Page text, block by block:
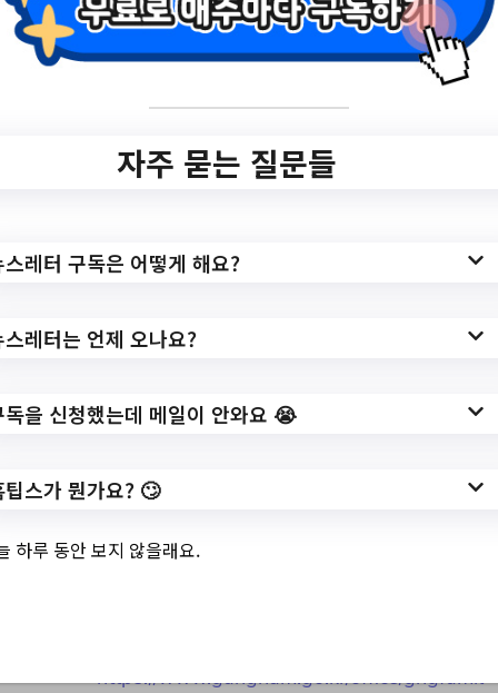
✅ 지원 소식 상세 보기 ▼
y/board/gngfamily_program/752/view.do?
mid=gngfamily_program
3. [맞벌이가정지원사
업] 우리아이 사회성
티키타카-
https://www.gangnam.go.kr/office/gngfamil
자주 묻는 질문들
스레터 구독은 어떻게 해요?
스레터는 언제 오나요?
독을 신청했는데 메일이 안와요 😭
팁스가 뭔가요? 🙄
하루 동안 보지 않을래요.